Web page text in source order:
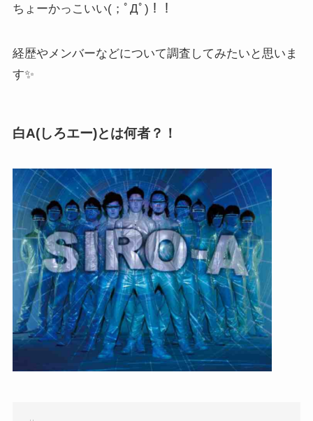
ちょーかっこいい(；ﾟДﾟ)！！
経歴やメンバーなどについて調査してみたいと思いま
す✨
白A(しろエー)とは何者？！